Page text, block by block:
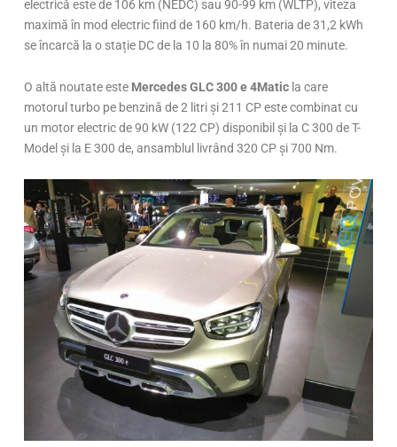
electrică este de 106 km (NEDC) sau 90-99 km (WLTP), viteza
maximă în mod electric fiind de 160 km/h. Bateria de 31,2 kWh
se încarcă la o stație DC de la 10 la 80% în numai 20 minute.
O altă noutate este Mercedes GLC 300 e 4Matic la care
motorul turbo pe benzină de 2 litri și 211 CP este combinat cu
un motor electric de 90 kW (122 CP) disponibil și la C 300 de T-
Model și la E 300 de, ansamblul livrând 320 CP și 700 Nm.